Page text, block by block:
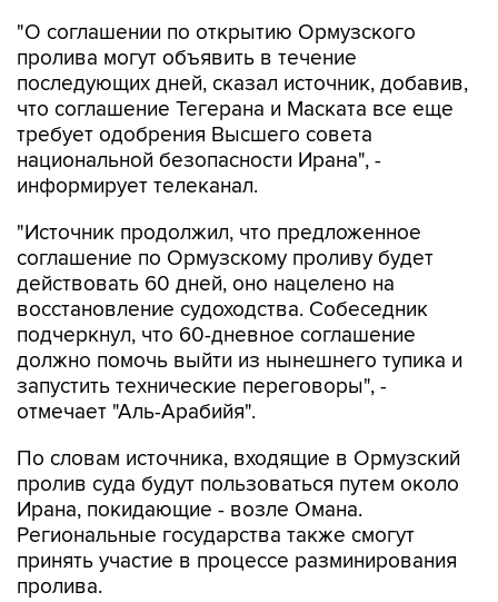
"О соглашении по открытию Ормузского
пролива могут объявить в течение
последующих дней, сказал источник, добавив,
что соглашение Тегерана и Маската все еще
требует одобрения Высшего совета
национальной безопасности Ирана", -
информирует телеканал.
"Источник продолжил, что предложенное
соглашение по Ормузскому проливу будет
действовать 60 дней, оно нацелено на
восстановление судоходства. Собеседник
подчеркнул, что 60-дневное соглашение
должно помочь выйти из нынешнего тупика и
запустить технические переговоры", -
отмечает "Аль-Арабийя".
По словам источника, входящие в Ормузский
пролив суда будут пользоваться путем около
Ирана, покидающие - возле Омана.
Региональные государства также смогут
принять участие в процессе разминирования
пролива.